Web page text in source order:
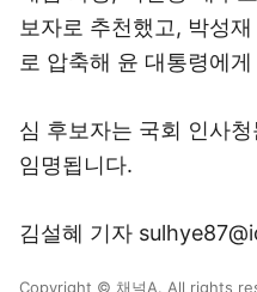
보자로 추천했고, 박성
로 압축해 윤 대통령에
심 후보자는 국회 인사
임명됩니다.
김설혜 기자
Copyright © 채널A. All rights